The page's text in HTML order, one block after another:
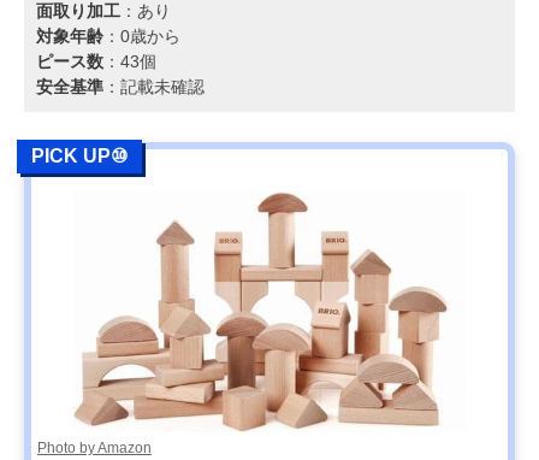
面取り加工 ：あり
対象年齢 ：0歳から
ピース数 ：43個
安全基準 ：記載未確認
PICK UP⑩
Photo by Amazon